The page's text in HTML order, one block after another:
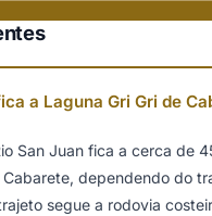
a Laguna Gri Gri de
San Juan fica a cerca de
dependendo do
segue a rodovia